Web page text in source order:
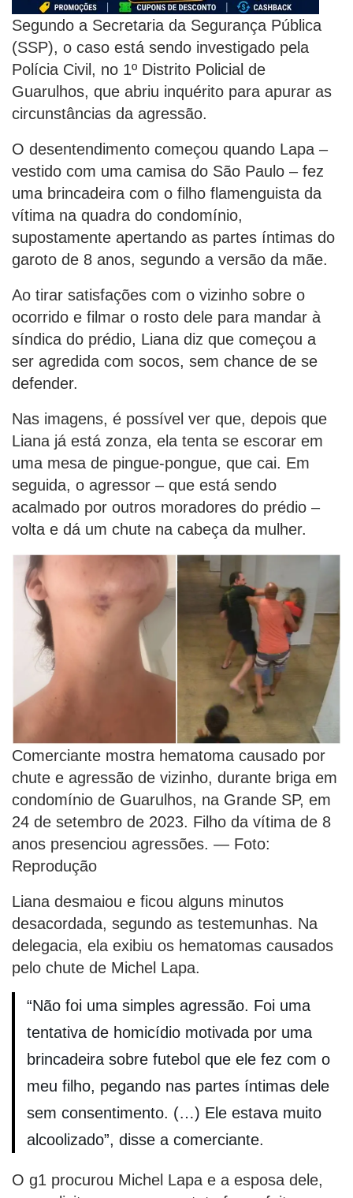
Segundo a Secretaria da Segurança Pública
(SSP), o caso está sendo investigado pela
Polícia Civil, no 1º Distrito Policial de
Guarulhos, que abriu inquérito para apurar as
circunstâncias da agressão.
O desentendimento começou quando Lapa –
vestido com uma camisa do São Paulo – fez
uma brincadeira com o filho flamenguista da
vítima na quadra do condomínio,
supostamente apertando as partes íntimas do
garoto de 8 anos, segundo a versão da mãe.
Ao tirar satisfações com o vizinho sobre o
ocorrido e filmar o rosto dele para mandar à
síndica do prédio, Liana diz que começou a
ser agredida com socos, sem chance de se
defender.
Nas imagens, é possível ver que, depois que
Liana já está zonza, ela tenta se escorar em
uma mesa de pingue-pongue, que cai. Em
seguida, o agressor – que está sendo
acalmado por outros moradores do prédio –
volta e dá um chute na cabeça da mulher.
Comerciante mostra hematoma causado por
chute e agressão de vizinho, durante briga em
condomínio de Guarulhos, na Grande SP, em
24 de setembro de 2023. Filho da vítima de 8
anos presenciou agressões. — Foto:
Reprodução
Liana desmaiou e ficou alguns minutos
desacordada, segundo as testemunhas. Na
delegacia, ela exibiu os hematomas causados
pelo chute de Michel Lapa.
“Não foi uma simples agressão. Foi uma
tentativa de homicídio motivada por uma
brincadeira sobre futebol que ele fez com o
meu filho, pegando nas partes íntimas dele
sem consentimento. (…) Ele estava muito
alcoolizado”, disse a comerciante.
O g1 procurou Michel Lapa e a esposa dele,